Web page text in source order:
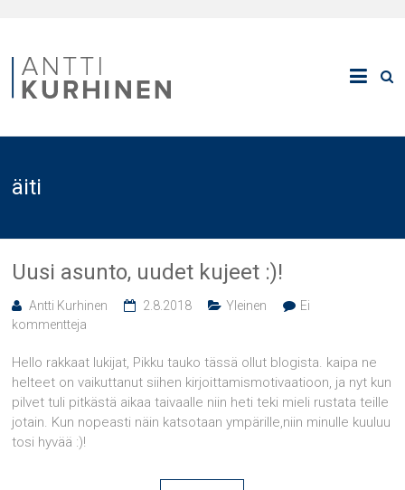
äiti
Uusi asunto, uudet kujeet :)!
Antti Kurhinen 2.8.2018 Yleinen
Ei
kommentteja
Hello rakkaat lukijat, Pikku tauko tässä ollut blogista. kaipa ne
helteet on vaikuttanut siihen kirjoittamismotivaatioon, ja nyt kun
pilvet tuli pitkästä aikaa taivaalle niin heti teki mieli rustata teille
jotain. Kun nopeasti näin katsotaan ympärille,niin minulle kuuluu
tosi hyvää :)!